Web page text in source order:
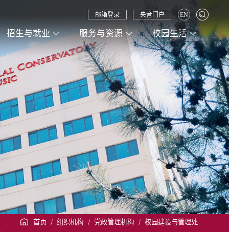
招生与就业 服务与资源 校园生活
邮箱登录 央音门户 EN
首页 / 组织机构 / 党政管理机构 / 校园建设与管理处